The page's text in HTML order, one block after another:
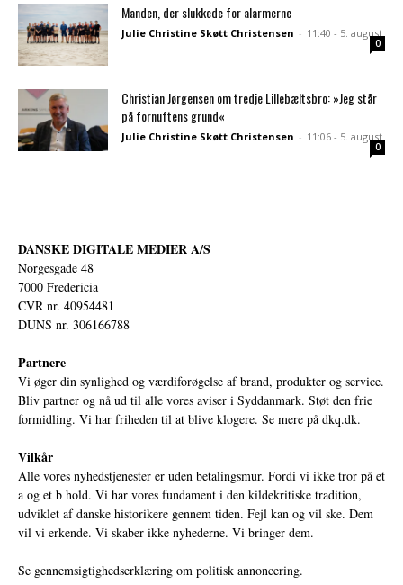
Manden, der slukkede for alarmerne
Julie Christine Skøtt Christensen - 11:40 - 5. august
0
Christian Jørgensen om tredje Lillebæltsbro: »Jeg står
på fornuftens grund«
Julie Christine Skøtt Christensen - 11:06 - 5. august
0
DANSKE DIGITALE MEDIER A/S
Norgesgade 48
7000 Fredericia
CVR nr. 40954481
DUNS nr. 306166788
Partnere
Vi øger din synlighed og værdiforøgelse af brand, produkter og service.
Bliv partner og nå ud til alle vores aviser i Syddanmark. Støt den frie
formidling. Vi har friheden til at blive klogere. Se mere på dkq.dk.
Vilkår
Alle vores nyhedstjenester er uden betalingsmur. Fordi vi ikke tror på et
a og et b hold. Vi har vores fundament i den kildekritiske tradition,
udviklet af danske historikere gennem tiden. Fejl kan og vil ske. Dem
vil vi erkende. Vi skaber ikke nyhederne. Vi bringer dem.
Se gennemsigtighedserklæring om politisk annoncering.